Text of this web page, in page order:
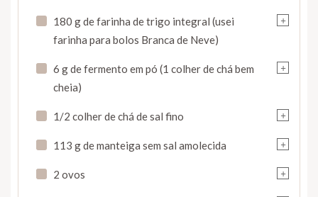
+
180 g de farinha de trigo integral (usei
farinha para bolos Branca de Neve)
+
6 g de fermento em pó (1 colher de chá bem
cheia)
+
1/2 colher de chá de sal fino
+
113 g de manteiga sem sal amolecida
+
2 ovos